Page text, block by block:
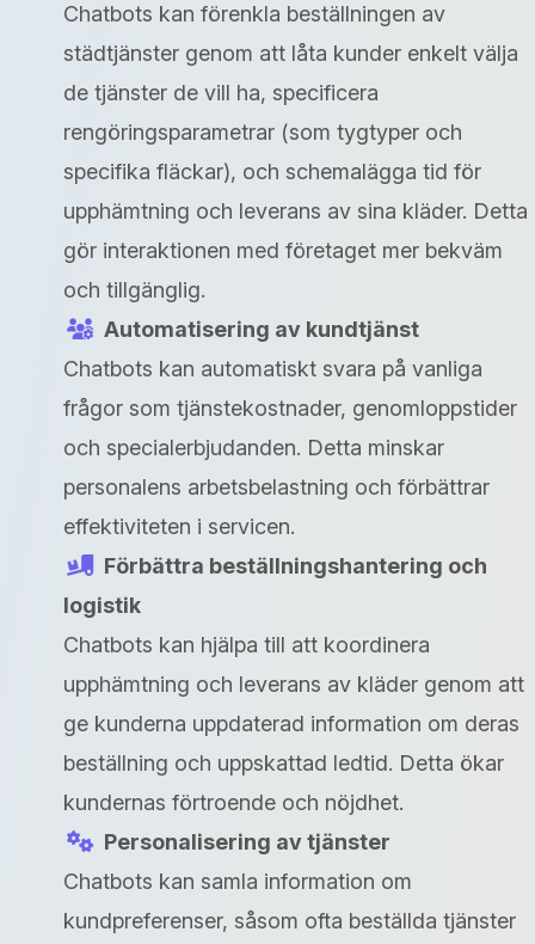
Chatbots kan förenkla beställningen av
städtjänster genom att låta kunder enkelt välja
de tjänster de vill ha, specificera
rengöringsparametrar (som tygtyper och
specifika fläckar), och schemalägga tid för
upphämtning och leverans av sina kläder. Detta
gör interaktionen med företaget mer bekväm
och tillgänglig.
Automatisering av kundtjänst
Chatbots kan automatiskt svara på vanliga
frågor som tjänstekostnader, genomloppstider
och specialerbjudanden. Detta minskar
personalens arbetsbelastning och förbättrar
effektiviteten i servicen.
Förbättra beställningshantering och
logistik
Chatbots kan hjälpa till att koordinera
upphämtning och leverans av kläder genom att
ge kunderna uppdaterad information om deras
beställning och uppskattad ledtid. Detta ökar
kundernas förtroende och nöjdhet.
Personalisering av tjänster
Chatbots kan samla information om
kundpreferenser, såsom ofta beställda tjänster